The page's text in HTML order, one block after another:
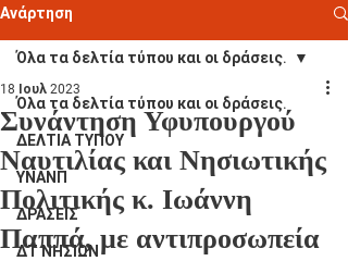
Ανάρτηση
Όλα τα δελτία τύπου και οι δράσεις.
ΔΕΛΤΙΑ ΤΥΠΟΥ
ΥΝΑΝΠ
ΔΡΑΣΕΙΣ
ΔΤ ΝΗΣΙΩΝ
Όλα τα δελτία τύπου και οι δράσεις.
Συνάντηση Υφυπουργού
Ναυτιλίας και Νησιωτικής
Πολιτικής κ. Ιωάννη
Παππά, με αντιπροσωπεία
18 Ιουλ 2023